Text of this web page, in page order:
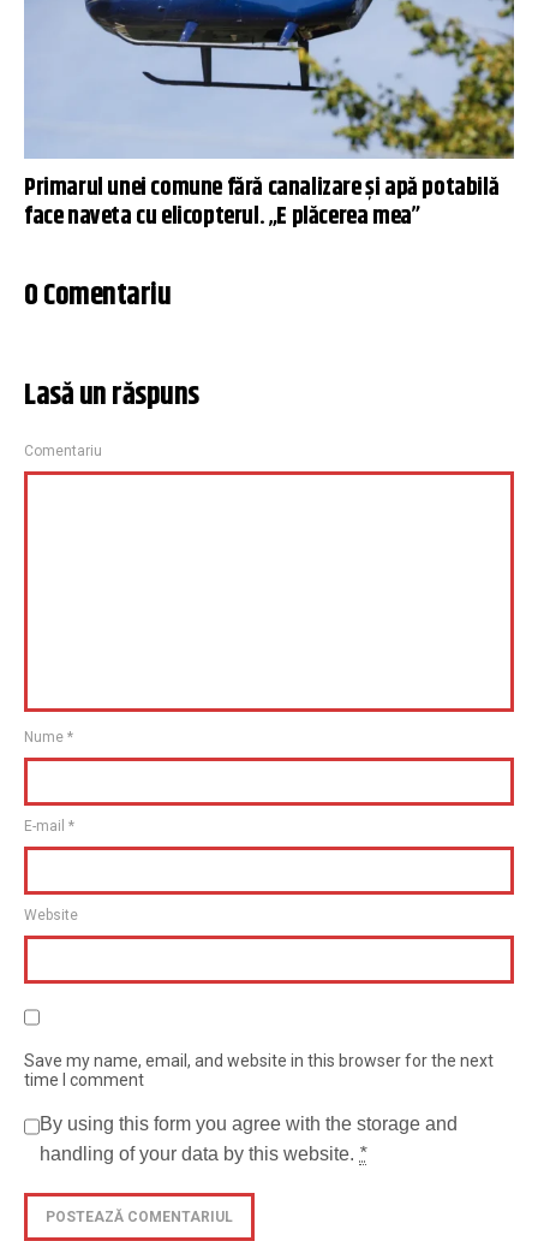
Primarul unei comune fără canalizare și apă potabilă
face naveta cu elicopterul. „E plăcerea mea”
0 Comentariu
Lasă un răspuns
Comentariu
Nume *
E-mail *
Website
Save my name, email, and website in this browser for the next
time I comment
By using this form you agree with the storage and
handling of your data by this website. *